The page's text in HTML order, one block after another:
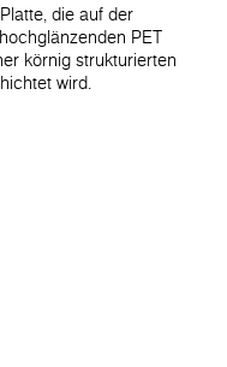
die auf der
PET
körnig strukturierten
wird.